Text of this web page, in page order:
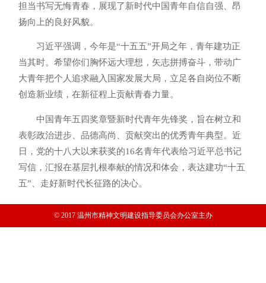
担当书写无悔青春，展现了新时代中国青年自信自强、昂
扬向上的良好风貌。
习近平强调，今年是“十五五”开局之年，青年建功正
当其时。希望你们胸怀远大理想，矢志拼搏奋斗，带动广
大青年把个人追求融入国家发展大局，立足各自岗位不断
创造新业绩，在新征程上贡献青春力量。
中国青年五四奖章暨新时代青年先锋奖，旨在树立和
表彰政治进步、品德高尚、贡献突出的优秀青年典型。近
日，党的十八大以来获奖的16名青年代表给习近平总书记
写信，汇报在基层扎根奉献的情况和体会，表达建功“十五
五”、走好新时代长征路的决心。
© 2017 温州市精神文明建设指导委员会办公室主办